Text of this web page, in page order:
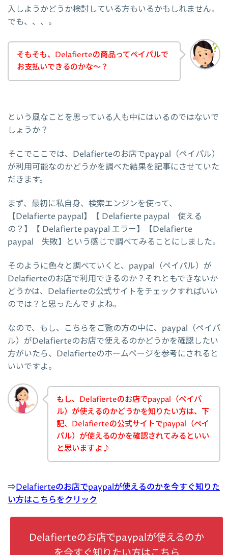
入しようかどうか検討している方もいるかもしれません。
でも、、、。
そもそも、Delafierteの商品ってペイパルで
お支払いできるのかな～？
という風なことを思っている人も中にはいるのではないで
しょうか？
そこでここでは、Delafierteのお店でpaypal（ペイパル）
が利用可能なのかどうかを調べた結果を記事にさせていた
だきます。
まず、最初に私自身、検索エンジンを使って、
【Delafierte paypal】【 Delafierte paypal 使える
の？】【 Delafierte paypal エラー】【Delafierte
paypal 失敗】という感じで調べてみることにしました。
そのように色々と調べていくと、paypal（ペイパル）が
Delafierteのお店で利用できるのか？それともできないか
どうかは、Delafierteの公式サイトをチェックすればいい
のでは？と思ったんですよね。
なので、もし、こちらをご覧の方の中に、paypal（ペイパ
ル）がDelafierteのお店で使えるのかどうかを確認したい
方がいたら、Delafierteのホームページを参考にされると
いいですよ。
もし、Delafierteのお店でpaypal（ペイパ
ル）が使えるのかどうかを知りたい方は、下
記、Delafierteの公式サイトでpaypal（ペイ
パル）が使えるのかを確認されてみるといい
と思いますよ♪
⇒Delafierteのお店でpaypalが使えるのかを今すぐ知りた
い方はこちらをクリック
Delafierteのお店でpaypalが使えるのか